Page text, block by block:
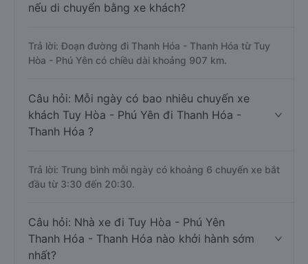
nếu di chuyển bằng xe khách?
Trả lời: Đoạn đường đi Thanh Hóa - Thanh Hóa từ Tuy
Hòa - Phú Yên có chiều dài khoảng 907 km.
Câu hỏi: Mỗi ngày có bao nhiêu chuyến xe
khách Tuy Hòa - Phú Yên đi Thanh Hóa -
Thanh Hóa ?
Trả lời: Trung bình mỗi ngày có khoảng 6 chuyến xe bắt
đầu từ 3:30 đến 20:30.
Câu hỏi: Nhà xe đi Tuy Hòa - Phú Yên
Thanh Hóa - Thanh Hóa nào khởi hành sớm
nhất?